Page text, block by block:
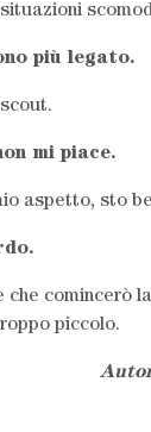
più legato.
mi piace.
aspetto, sto
che comincerò
piccolo.